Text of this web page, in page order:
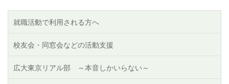
就職活動で利用される方へ
校友会・同窓会などの活動支援
広大東京リアル部 ～本音しかいらない～